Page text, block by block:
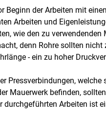
Beginn der Arbeiten mit
Arbeiten und
wie den zu
denn Rohre sollten
- ein zu hoher
Pressverbindungen,
Mauerwerk befinden,
durchgeführten Arbeiten ist